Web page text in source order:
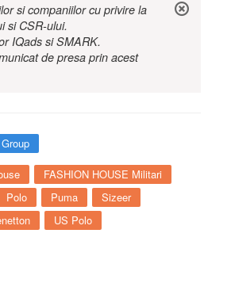
si companiilor cu privire la
si CSR-ului.
IQads si SMARK.
de presa prin acest
FASHION HOUSE Militari
Polo Puma
Sizeer
US Polo